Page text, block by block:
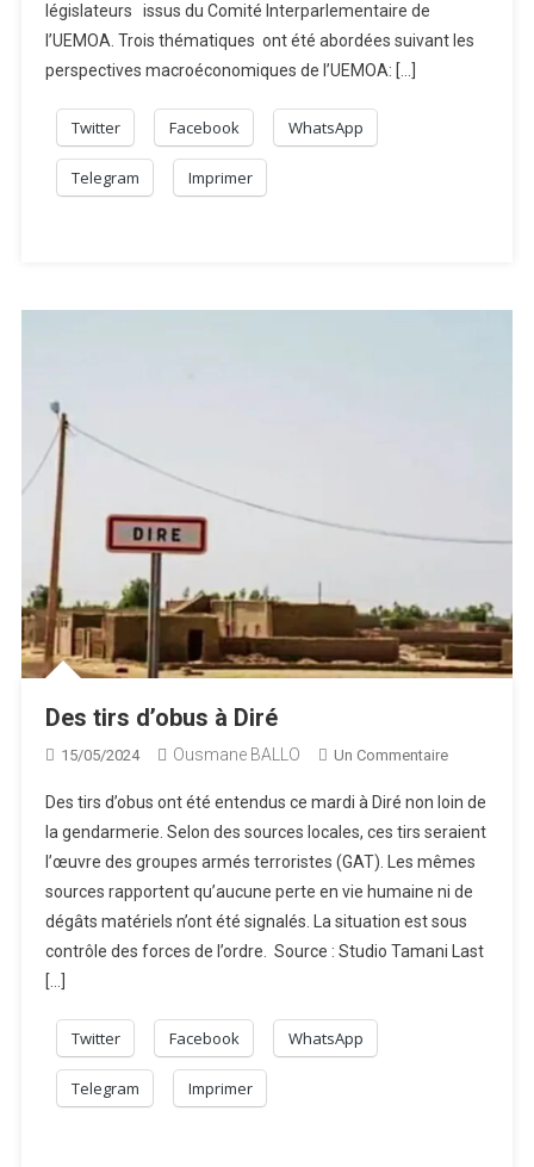
législateurs issus du Comité Interparlementaire de
l’UEMOA. Trois thématiques ont été abordées suivant les
perspectives macroéconomiques de l’UEMOA: […]
Twitter Facebook WhatsApp
Telegram Imprimer
Des tirs d’obus à Diré
15/05/2024 Ousmane BALLO Un CommentaireSur
Tirs
D’obus
À
Diré
Des tirs d’obus ont été entendus ce mardi à Diré non loin de
la gendarmerie. Selon des sources locales, ces tirs seraient
l’œuvre des groupes armés terroristes (GAT). Les mêmes
sources rapportent qu’aucune perte en vie humaine ni de
dégâts matériels n’ont été signalés. La situation est sous
contrôle des forces de l’ordre. Source : Studio Tamani Last
[…]
Twitter Facebook WhatsApp
Telegram Imprimer